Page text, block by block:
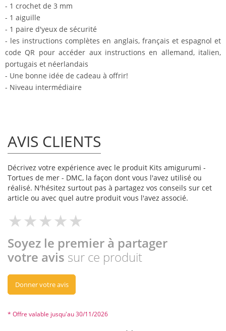
- 1 crochet de 3 mm
- 1 aiguille
- 1 paire d'yeux de sécurité
- les instructions complètes en anglais, français et espagnol et
code QR pour accéder aux instructions en allemand, italien,
portugais et néerlandais
- Une bonne idée de cadeau à offrir!
- Niveau intermédiaire
AVIS CLIENTS
Décrivez votre expérience avec le produit Kits amigurumi -
Tortues de mer - DMC, la façon dont vous l'avez utilisé ou
réalisé. N'hésitez surtout pas à partagez vos conseils sur cet
article ou avec quel autre produit vous l'avez associé.
Soyez le premier à partager
votre avis sur ce produit
Donner votre avis
* Offre valable jusqu'au 30/11/2026